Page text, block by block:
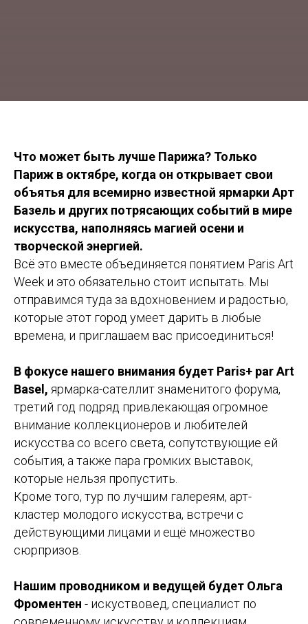
Что может быть лучше Парижа? Только
Париж в октябре, когда он открывает свои
объятья для всемирно известной ярмарки Арт
Базель и других потрясающих событий в мире
искусства, наполняясь магией осени и
творческой энергией.
Всё это вместе объединяется понятием Paris Art
Week и это обязательно стоит испытать. Мы
отправимся туда за вдохновением и радостью,
которые этот город умеет дарить в любые
времена, и приглашаем вас присоединиться!
В фокусе нашего внимания будет Paris+ par Art
Basel, ярмарка-сателлит знаменитого форума,
третий год подряд привлекающая огромное
внимание коллекционеров и любителей
искусства со всего света, сопутствующие ей
события, а также пара громких выставок,
которые нельзя пропустить.
Кроме того, тур по лучшим галереям, арт-
кластер молодого искусства, встречи с
действующими лицами и ещё множество
сюрпризов.
Нашим проводником и ведущей будет Ольга
Фроментен - искуствовед, специалист по